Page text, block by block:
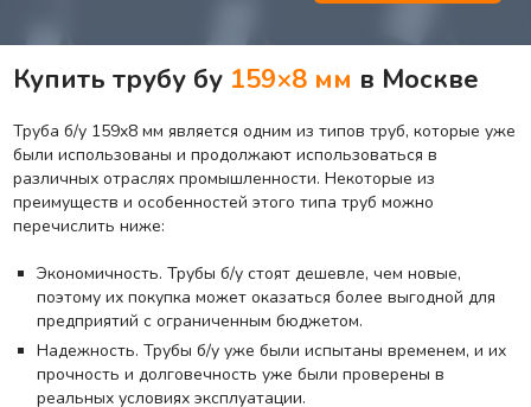
Купить трубу бу 159×8 мм в Москве
Труба б/у 159х8 мм является одним из типов труб, которые уже
были использованы и продолжают использоваться в
различных отраслях промышленности. Некоторые из
преимуществ и особенностей этого типа труб можно
перечислить ниже:
Экономичность. Трубы б/у стоят дешевле, чем новые,
поэтому их покупка может оказаться более выгодной для
предприятий с ограниченным бюджетом.
Надежность. Трубы б/у уже были испытаны временем, и их
прочность и долговечность уже были проверены в
реальных условиях эксплуатации.